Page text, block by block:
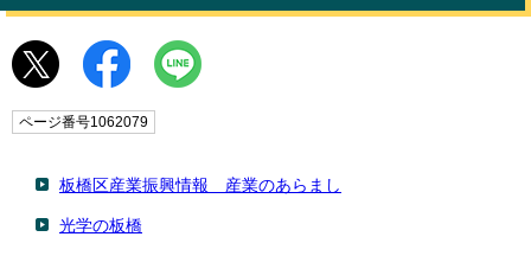
ページ番号1062079
板橋区産業振興情報 産業のあらまし
光学の板橋